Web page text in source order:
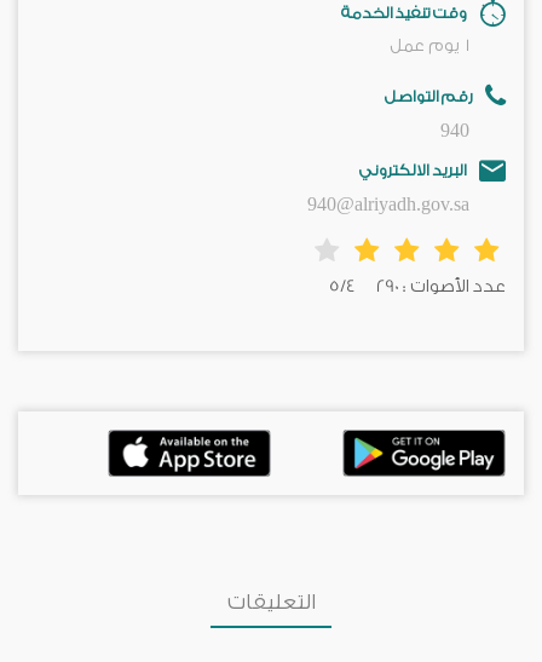
وقت تنفيذ الخدمة
يوم عمل 1
رقم التواصل
940
البريد الالكتروني
940@alriyadh.gov.sa
5/4 عدد الأصوات : 290
التعليقات